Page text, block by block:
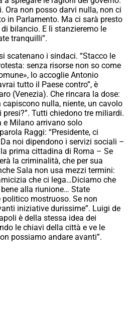
Ora non posso darvi nulla, non ci
in Parlamento. Ma ci sarà presto
bilancio. E lì stanzieremo le
tranquilli”.
scatenano i sindaci. “Stacco le
senza risorse non so come
lo accoglie Antonio
tutto il Paese contro”, è
(Venezia). Che rincara la dose:
nulla, niente, un cavolo
Tutti chiedono tre miliardi.
e Milano arrivano solo
Raggi: “Presidente, ci
noi dipendono i servizi sociali –
prima cittadina di Roma – Se
la criminalità, che per sua
Sala non usa mezzi termini:
che ci lega…Diciamo che
alla riunione… State
mostruoso. Se non
iniziative durissime”. Luigi de
è della stessa idea dei
le chiavi della città e ve le
possiamo andare avanti”.